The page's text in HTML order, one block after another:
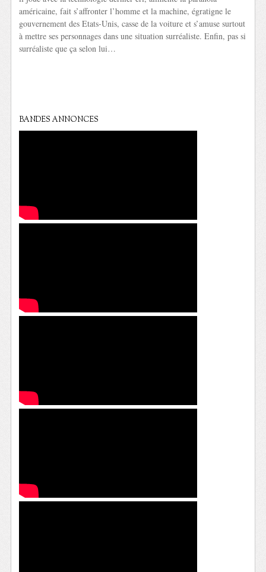
américaine, fait s’affronter l’homme et la machine, égratigne le
gouvernement des Etats-Unis, casse de la voiture et s’amuse surtout
à mettre ses personnages dans une situation surréaliste. Enfin, pas si
surréaliste que ça selon lui…
BANDES ANNONCES